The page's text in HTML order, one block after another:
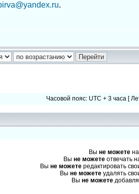
.
Часовой пояс: UTC + 3 часа [
Вы не можете
Вы не можете отвечать
Вы не можете редактировать
Вы не можете удалять
Вы не можете